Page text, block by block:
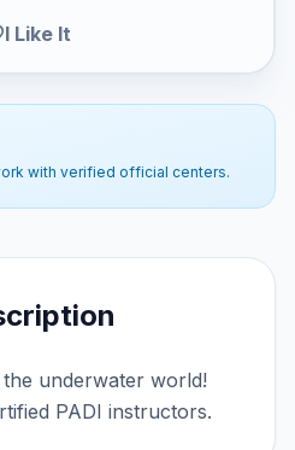
underwater world!
PADI instructors.
I Like It
with verified official centers.